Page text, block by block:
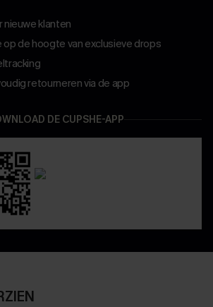
nieuwe klanten
de hoogte van exclusieve drops
retourneren via de app
DE CUPSHE-APP